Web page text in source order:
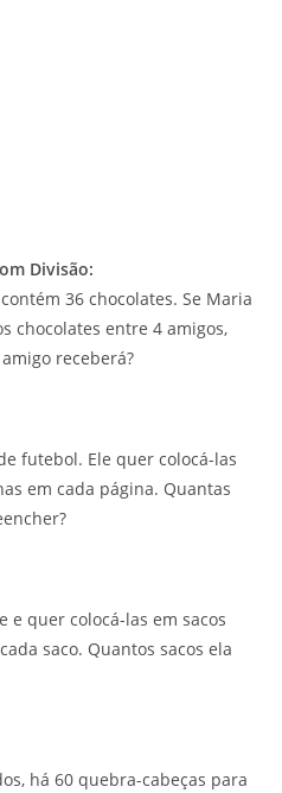
Divisão:
36 chocolates. Se Maria
chocolates entre 4 amigos,
receberá?
futebol. Ele quer colocá-las
em cada página. Quantas
e quer colocá-las em sacos
saco. Quantos sacos ela
há 60 quebra-cabeças para